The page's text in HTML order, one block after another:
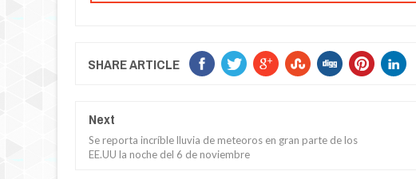
SHARE ARTICLE
Next
Se reporta incríble lluvia de meteoros en gran parte de los
EE.UU la noche del 6 de noviembre